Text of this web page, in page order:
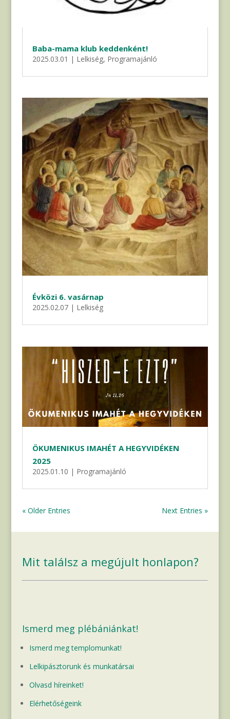
Baba-mama klub keddenként!
2025.03.01 | Lelkiség, Programajánló
Évközi 6. vasárnap
2025.02.07| Lelkiség
ÖKUMENIKUS IMAHÉT A HEGYVIDÉKEN
2025
2025.01.10 | Programajánló
« Older Entries Next Entries »
Mit találsz a megújult honlapon?
Ismerd meg plébániánkat!
Ismerd meg templomunkat!
Lelkipásztorunk és munkatársai
Olvasd híreinket!
Elérhetőségeink